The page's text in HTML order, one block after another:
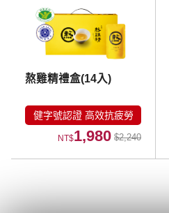
熬雞精禮盒(14入)
健字號認證 高效抗疲勞
NT$1,980 $2,240